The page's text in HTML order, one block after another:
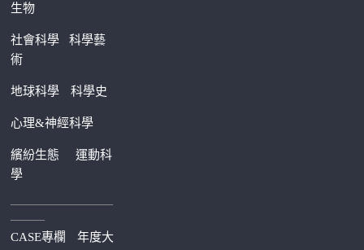
生物
社會科學科學藝
術
地球科學 科學史
心理&神經科學
繽紛生態運動科
學
—————————
———
CASE專欄
年度大